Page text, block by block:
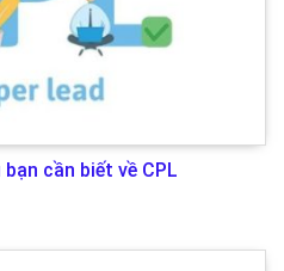
cần biết về CPL